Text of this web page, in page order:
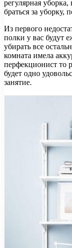
регулярная
браться за уборку,
Из первого
полки у вас будут
убирать все
комната имела
перфекционист то
будет одно
занятие.